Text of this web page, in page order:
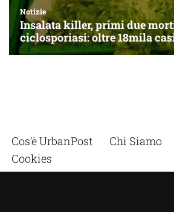
Cos’è UrbanPost Chi Siamo
Cookies